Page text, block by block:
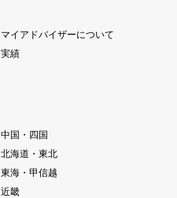
マイアドバイザーについて
実績
中国・四国
北海道・東北
東海・甲信越
近畿